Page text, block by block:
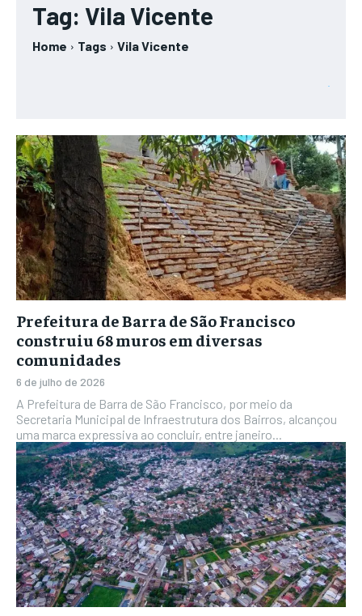
Tag: Vila Vicente
Home Tags Vila Vicente
Prefeitura de Barra de São Francisco
construiu 68 muros em diversas
comunidades
6 de julho de 2026
A Prefeitura de Barra de São Francisco, por meio da
Secretaria Municipal de Infraestrutura dos Bairros, alcançou
uma marca expressiva ao concluir, entre janeiro...